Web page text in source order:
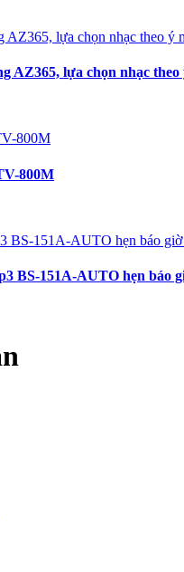
AZ365, lựa chọn nhạc theo
800M
BS-151A-AUTO hẹn báo